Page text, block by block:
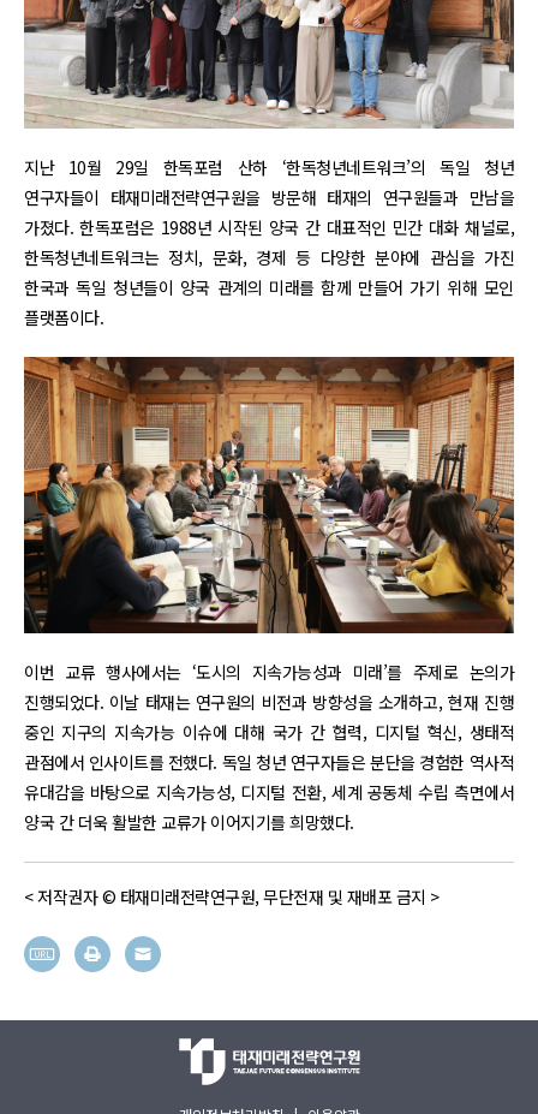
지난 10월 29일 한독포럼 산하 ‘한독청년네트워크’의 독일 청년
연구자들이 태재미래전략연구원을 방문해 태재의 연구원들과 만남을
가졌다. 한독포럼은 1988년 시작된 양국 간 대표적인 민간 대화 채널로,
한독청년네트워크는 정치, 문화, 경제 등 다양한 분야에 관심을 가진
한국과 독일 청년들이 양국 관계의 미래를 함께 만들어 가기 위해 모인
플랫폼이다.
이번 교류 행사에서는 ‘도시의 지속가능성과 미래’를 주제로 논의가
진행되었다. 이날 태재는 연구원의 비전과 방향성을 소개하고, 현재 진행
중인 지구의 지속가능 이슈에 대해 국가 간 협력, 디지털 혁신, 생태적
관점에서 인사이트를 전했다. 독일 청년 연구자들은 분단을 경험한 역사적
유대감을 바탕으로 지속가능성, 디지털 전환, 세계 공동체 수립 측면에서
양국 간 더욱 활발한 교류가 이어지기를 희망했다.
< 저작권자 © 태재미래전략연구원, 무단전재 및 재배포 금지 >